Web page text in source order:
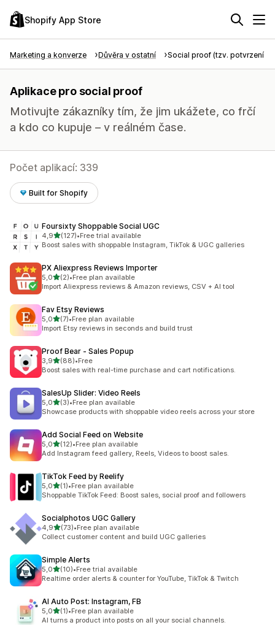
Shopify App Store
Marketing a konverze Důvěra v ostatní Social proof (tzv. potvrzení
Aplikace pro social proof
Motivujte zákazníky tím, že jim ukážete, co frčí
a kdo co kupuje – v reálném čase.
Počet aplikací: 339
Built for Shopify
Foursixty Shoppable Social UGC
4,9z 5 hvězd
(127)
Celkový počet recenzí: 127
•Free trial available
Boost sales with shoppable Instagram, TikTok & UGC galleries
PX Aliexpress Reviews Importer
5,0z 5 hvězd
(2)
Celkový počet recenzí: 2
•Free plan available
Import Aliexpress reviews & Amazon reviews, CSV + AI tool
Fav Etsy Reviews
5,0z 5 hvězd
(7)
Celkový počet recenzí: 7
•Free plan available
Import Etsy reviews in seconds and build trust
Proof Bear ‑ Sales Popup
3,9z 5 hvězd
(88)
Celkový počet recenzí: 88
•Free
Boost sales with real-time purchase and cart notifications.
SalesUp Slider: Video Reels
5,0z 5 hvězd
(3)
Celkový počet recenzí: 3
•Free plan available
Showcase products with shoppable video reels across your store
Add Social Feed on Website
5,0z 5 hvězd
(12)
Celkový počet recenzí: 12
•Free plan available
Add Instagram feed gallery, Reels, Videos to boost sales.
TikTok Feed by Reelify
5,0z 5 hvězd
(1)
Celkový počet recenzí: 1
•Free plan available
Shoppable TikTok Feed: Boost sales, social proof and followers
Socialphotos UGC Gallery
4,9z 5 hvězd
(73)
Celkový počet recenzí: 73
•Free plan available
Collect customer content and build UGC galleries
Simple Alerts
5,0z 5 hvězd
(10)
Celkový počet recenzí: 10
•Free trial available
Realtime order alerts & counter for YouTube, TikTok & Twitch
AI Auto Post: Instagram, FB
5,0z 5 hvězd
(1)
Celkový počet recenzí: 1
•Free plan available
AI turns a product into posts on all your social channels.